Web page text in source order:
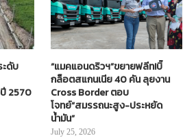
ดับ
2570
“แมคแอนดริวฯ”ขยายฟลีท!บิ๊
กล็อตสแกนเนีย 40 คัน ลุยงาน
Cross Border ตอบ
โจทย์“สมรรถนะสูง-ประหยัด
น้ำมัน”
July 25, 2026